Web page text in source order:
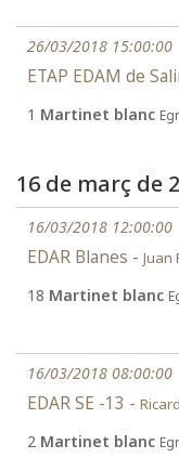
26/03/2018 15:00:00
ETAP EDAM de
1 Martinet blanc
16 de març de
16/03/2018 12:00:00
EDAR Blanes - Juan
18 Martinet blanc
16/03/2018 08:00:00
EDAR SE -13 -
2 Martinet blanc